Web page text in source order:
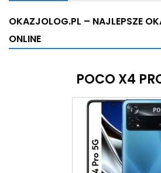
OKAZJOLOG.PL – NAJLEPSZE
ONLINE
POCO X4